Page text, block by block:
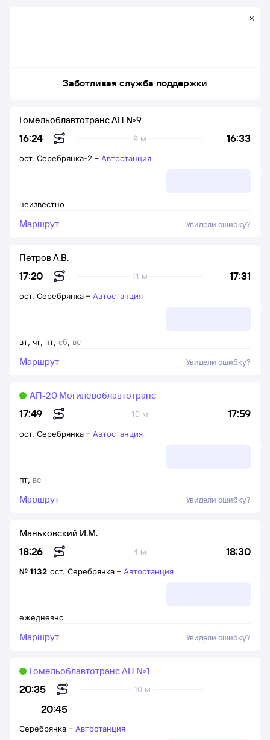
Заботливая служба поддержки
16:24 16:33
9 м
Гомельоблавтотранс АП №9
неизвестно
ост. Серебрянка-2 – Автостанция
Маршрут Увидели ошибку?
17:20 17:31
11 м
Петров А.В.
вт, чт, пт, сб, вс
ост. Серебрянка – Автостанция
Маршрут Увидели ошибку?
17:49 17:59
10 м
АП-20 Могилевоблавтотранс
пт, вс
ост. Серебрянка – Автостанция
Маршрут Увидели ошибку?
18:26 18:30
4 м
Маньковский И.М.
ежедневно
№1132 ост. Серебрянка – Автостанция
Маршрут Увидели ошибку?
20:35
20:45
10 м
Гомельоблавтотранс АП №1
Серебрянка – Автостанция